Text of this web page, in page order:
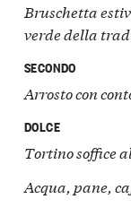
Bruschetta
verde della
SECONDO
Arrosto con
DOLCE
Tortino soffice
Acqua, pane,